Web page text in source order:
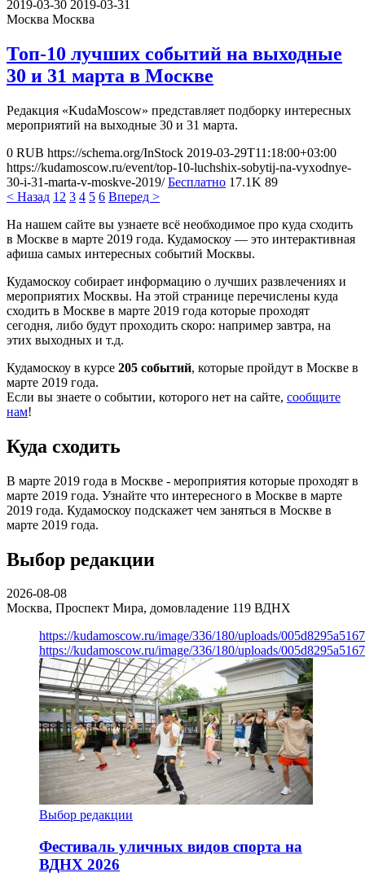
2019-03-30 2019-03-31
Москва Москва
Топ-10 лучших событий на выходные
30 и 31 марта в Москве
Редакция «KudaMoscow» представляет подборку интересных
мероприятий на выходные 30 и 31 марта.
0 RUB https://schema.org/InStock 2019-03-29T11:18:00+03:00
https://kudamoscow.ru/event/top-10-luchshix-sobytij-na-vyxodnye-
30-i-31-marta-v-moskve-2019/ Бесплатно 17.1K 89
< Назад 1 2 3 4 5 6 Вперед >
На нашем сайте вы узнаете всё необходимое про куда сходить
в Москве в марте 2019 года. Кудамоскоу — это интерактивная
афиша самых интересных событий Москвы.
Кудамоскоу собирает информацию о лучших развлечениях и
мероприятих Москвы. На этой странице перечислены куда
сходить в Москве в марте 2019 года которые проходят
сегодня, либо будут проходить скоро: например завтра, на
этих выходных и т.д.
Кудамоскоу в курсе 205 событий, которые пройдут в Москве в
марте 2019 года.
Если вы знаете о событии, которого нет на сайте, сообщите
нам!
Куда сходить
В марте 2019 года в Москве - мероприятия которые проходят в
марте 2019 года. Узнайте что интересного в Москве в марте
2019 года. Кудамоскоу подскажет чем заняться в Москве в
марте 2019 года.
Выбор редакции
2026-08-08
Москва, Проспект Мира, домовладение 119 ВДНХ
https://kudamoscow.ru/image/336/180/uploads/
https://kudamoscow.ru/image/336/180/uploads/
Выбор редакции
Фестиваль уличных видов спорта на
ВДНХ 2026